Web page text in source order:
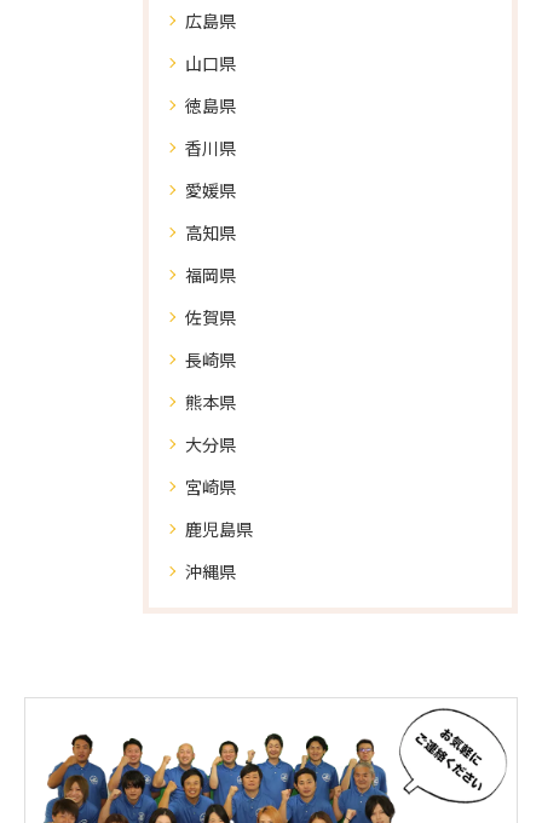
広島県
山口県
徳島県
香川県
愛媛県
高知県
福岡県
佐賀県
長崎県
熊本県
大分県
宮崎県
鹿児島県
沖縄県